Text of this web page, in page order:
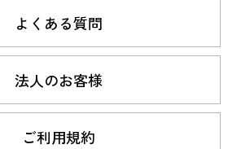
よくある質問
法人のお客様
ご利用規約